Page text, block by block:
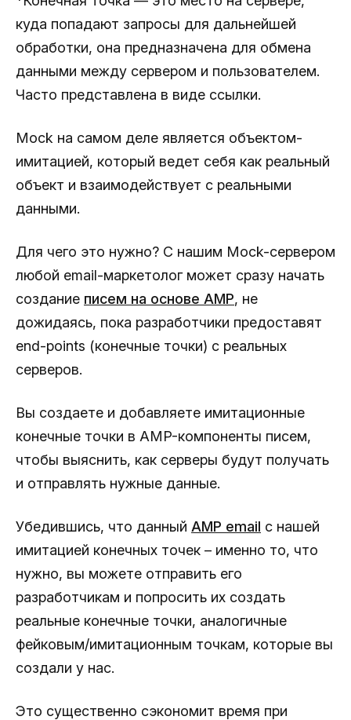
куда попадают запросы для дальнейшей
обработки, она предназначена для обмена
данными между сервером и пользователем.
Часто представлена в виде ссылки.
Mock на самом деле является объектом-
имитацией, который ведет себя как реальный
объект и взаимодействует с реальными
данными.
Для чего это нужно? С нашим Mock-сервером
любой email-маркетолог может сразу начать
создание писем на основе AMP, не
дожидаясь, пока разработчики предоставят
end-points (конечные точки) с реальных
серверов.
Вы создаете и добавляете имитационные
конечные точки в AMP-компоненты писем,
чтобы выяснить, как серверы будут получать
и отправлять нужные данные.
Убедившись, что данный AMP email с нашей
имитацией конечных точек – именно то, что
нужно, вы можете отправить его
разработчикам и попросить их создать
реальные конечные точки, аналогичные
фейковым/имитационным точкам, которые вы
создали у нас.
Это существенно сэкономит время при